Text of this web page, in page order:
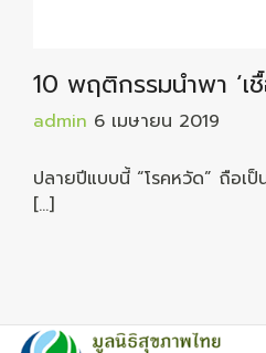
10 พฤติกรรมนำพา ‘เ
admin 6 เมษายน 2019
ปลายปีแบบนี้ “โรคหวัด” ถือเป็
[…]